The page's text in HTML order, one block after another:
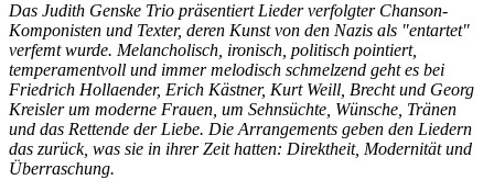
Das Judith Genske Trio präsentiert Lieder verfolgter Chanson-
Komponisten und Texter, deren Kunst von den Nazis als "entartet"
verfemt wurde. Melancholisch, ironisch, politisch pointiert,
temperamentvoll und immer melodisch schmelzend geht es bei
Friedrich Hollaender, Erich Kästner, Kurt Weill, Brecht und Georg
Kreisler um moderne Frauen, um Sehnsüchte, Wünsche, Tränen
und das Rettende der Liebe. Die Arrangements geben den Liedern
das zurück, was sie in ihrer Zeit hatten: Direktheit, Modernität und
Überraschung.